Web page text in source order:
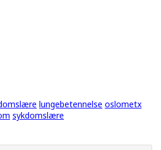
lungebetennelse oslometx
sykdomslære